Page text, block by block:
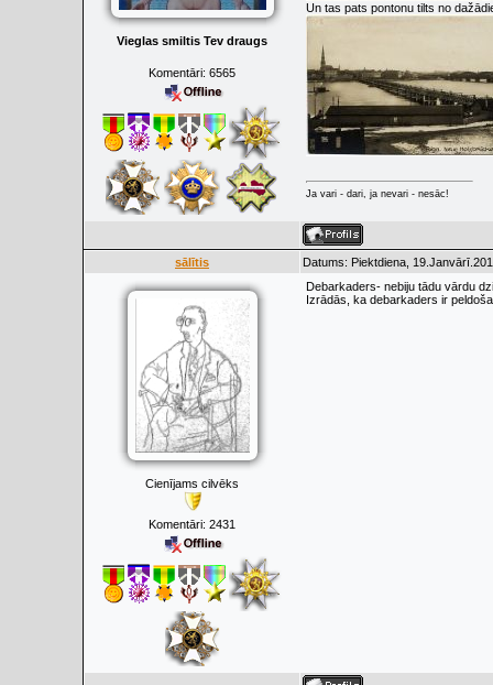
Vieglas smiltis Tev draugs
Komentāri: 6565
Un tas pats pontonu tilts no
Ja vari - dari, ja nevari - nesāc!
sālītis Datums: Piektdiena,
Cienījams cilvēks
Komentāri: 2431
Debarkaders- nebiju tādu vārdu
Izrādās, ka debarkaders ir